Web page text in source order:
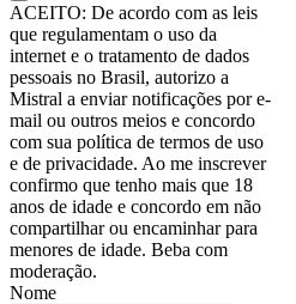
ACEITO: De acordo com as leis
que regulamentam o uso da
internet e o tratamento de dados
pessoais no Brasil, autorizo a
Mistral a enviar notificações por e-
mail ou outros meios e concordo
com sua política de termos de uso
e de privacidade. Ao me inscrever
confirmo que tenho mais que 18
anos de idade e concordo em não
compartilhar ou encaminhar para
menores de idade. Beba com
moderação.
Nome